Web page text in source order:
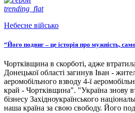
trending_flat
Небесне військо
“Його подвиг – це історія про мужність,
Чортківщина в скорботі, адже
Донецької області загинув Іван -
аеромобільного взводу 4-ї
край - Чортківщина". "Україна знову
бізнесу Західноукраїнського
наша країна за свою свободу. Його